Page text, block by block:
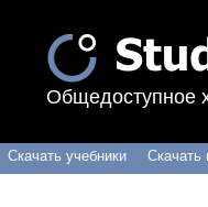
Общедоступное
Скачать учебники Скачать